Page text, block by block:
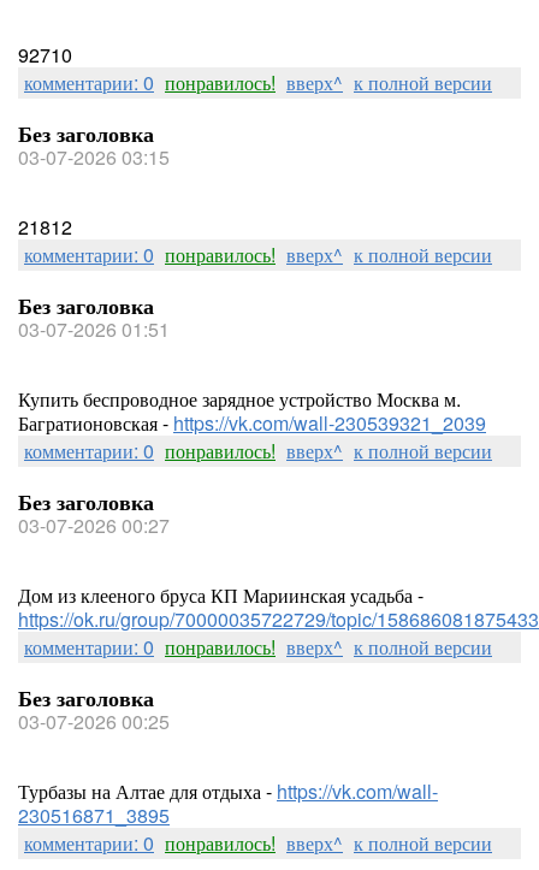
92710
комментарии: 0 понравилось! вверх^ к полной версии
Без заголовка
03-07-2026 03:15
21812
комментарии: 0 понравилось! вверх^ к полной версии
Без заголовка
03-07-2026 01:51
Купить беспроводное зарядное устройство Москва м.
Багратионовская - https://vk.com/wall-230539321_2039
комментарии: 0 понравилось! вверх^ к полной версии
Без заголовка
03-07-2026 00:27
Дом из клееного бруса КП Мариинская усадьба -
https://ok.ru/group/70000035722729/topic/158686081875433
комментарии: 0 понравилось! вверх^ к полной версии
Без заголовка
03-07-2026 00:25
Турбазы на Алтае для отдыха - https://vk.com/wall-
230516871_3895
комментарии: 0 понравилось! вверх^ к полной версии